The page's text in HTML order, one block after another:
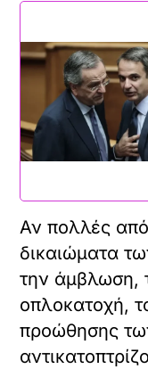
Αν πολλές από
δικαιώματα
την άμβλωση,
οπλοκατοχή,
προώθησης